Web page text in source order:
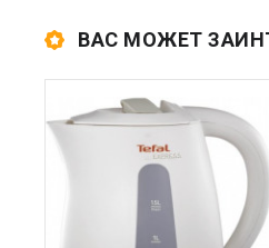
ВАС МОЖЕТ